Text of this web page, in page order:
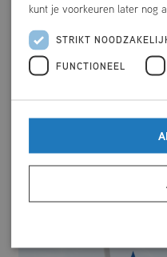
ANDER NIEUWS
kunt je voorkeuren later nog
STRIKT
FUNCTIONEEL